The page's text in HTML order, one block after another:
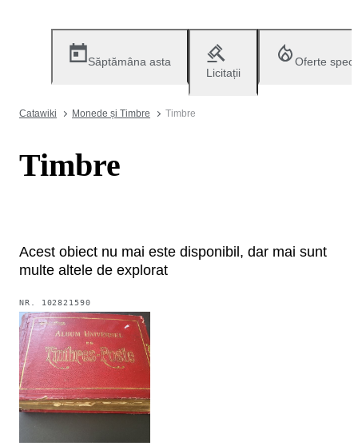
Săptămâna asta
Licitații
Oferte
Catawiki Monede și Timbre Timbre
Timbre
Acest obiect nu mai este disponibil, dar mai sunt
multe altele de explorat
NR. 102821590